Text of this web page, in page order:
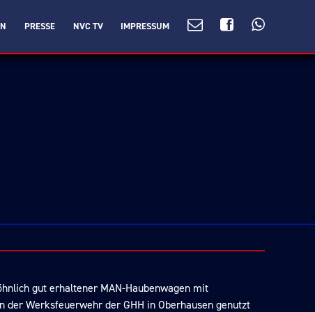
PRESSE NVC TV IMPRESSUM
gut erhaltener MAN-Haubenwagen mit
der Werksfeuerwehr der GHH in Oberhausen genutzt